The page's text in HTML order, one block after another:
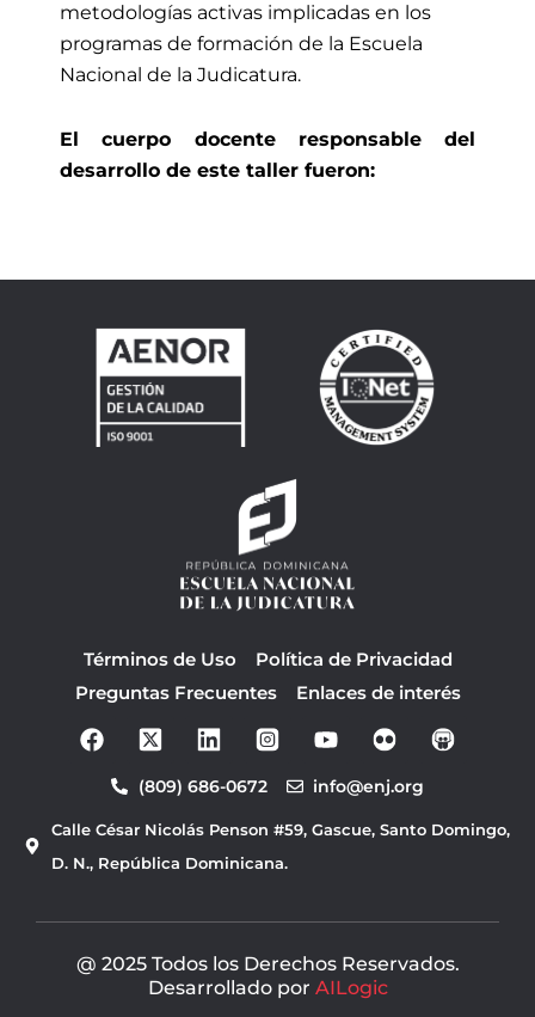
metodologías activas implicadas en los
programas de formación de la Escuela
Nacional de la Judicatura.
El cuerpo docente responsable del
desarrollo de este taller fueron:
Términos de Uso
Política de Privacidad
Preguntas Frecuentes
Enlaces de interés
F
a
b
o
o
o
t
b
(809) 686-0672 info@enj.org
Calle César Nicolás Penson #59, Gascue, Santo Domingo,
D. N., República Dominicana.
@ 2025 Todos los Derechos Reservados.
Desarrollado por AILogic